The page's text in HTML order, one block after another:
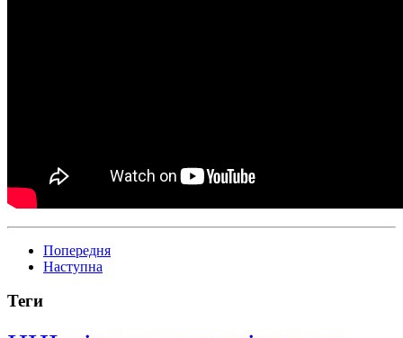
Попередня
Наступна
Теги